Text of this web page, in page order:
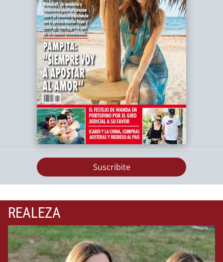
Suscribite
REALEZA